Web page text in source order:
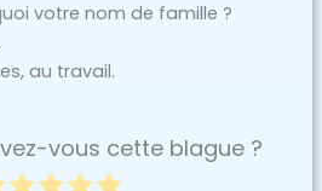
votre nom de famille ?
au travail.
vous cette blague ?